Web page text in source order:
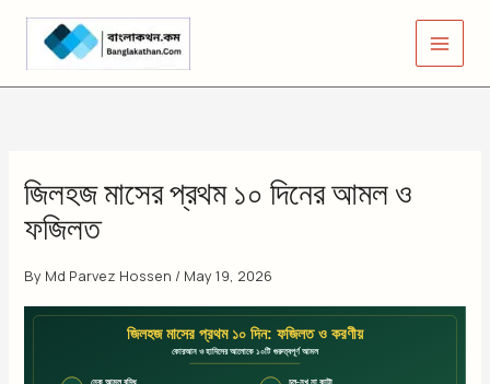
Skip
content
জিলহজ মাসের প্রথম ১০ দিনের আমল ও
ফজিলত
By Md Parvez Hossen / May 19, 2026